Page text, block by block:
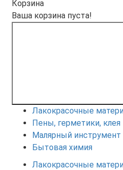
Корзина
Ваша корзина пуста!
Лакокрасочные
Пены, герметики, клея
Малярный инструмент
Бытовая химия
Лакокрасочные